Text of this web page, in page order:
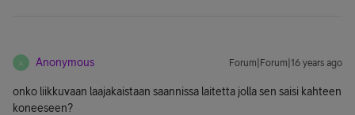
A Anonymous Forum|Forum|16 years ago
onko liikkuvaan laajakaistaan saannissa laitetta jolla sen saisi kahteen
koneeseen?